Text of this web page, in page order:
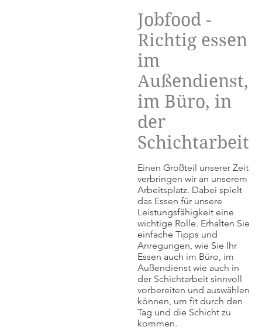
Jobfood -
Richtig essen
im
Außendienst,
im Büro, in
der
Schichtarbeit
Einen Großteil unserer Zeit
verbringen wir an unserem
Arbeitsplatz. Dabei spielt
das Essen für unsere
Leistungsfähigkeit eine
wichtige Rolle. Erhalten Sie
einfache Tipps und
Anregungen, wie Sie Ihr
Essen auch im Büro, im
Außendienst wie auch in
der Schichtarbeit sinnvoll
vorbereiten und auswählen
können, um fit durch den
Tag und die Schicht zu
kommen.